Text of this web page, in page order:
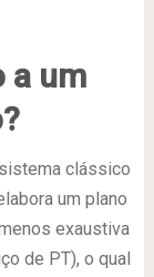
a um
clássico
um plano
exaustiva
de PT), o qual